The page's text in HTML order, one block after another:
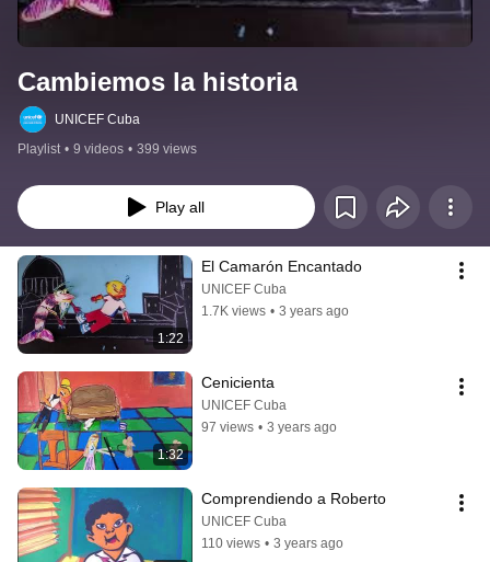
Cambiemos la historia
UNICEF Cuba
Playlist • 9 videos • 399 views
Play all
1:22
El Camarón Encantado
UNICEF Cuba
1.7K views • 3 years ago
1:32
Cenicienta
UNICEF Cuba
97 views • 3 years ago
Comprendiendo a Roberto
UNICEF Cuba
110 views • 3 years ago